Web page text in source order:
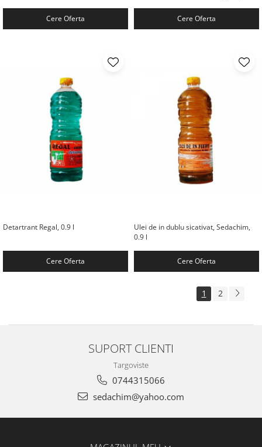
Cere Oferta Cere Oferta
Detartrant Regal, 0.9 l
Cere Oferta
Ulei de in dublu sicativat, Sedachim,
0.9 l
Cere Oferta
1 2
SUPORT CLIENTI
Targoviste
0744315066
sedachim@yahoo.com